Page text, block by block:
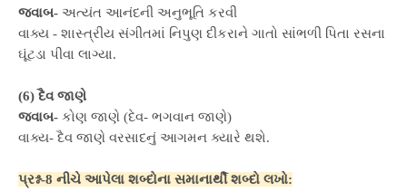
જવાબ- અત્યંત આનંદની અનુભૂતિ કરવી
વાક્ય - શાસ્ત્રીય સંગીતમાં નિપુણ દીકરાને ગાતો સાંભળી પિતા રસના
ઘૂંટડા પીવા લાગ્યા.
(6) દૈવ જાણે
જવાબ- કોણ જાણે (દેવ- ભગવાન જાણે)
વાક્ય- દૈવ જાણે વરસાદનું આગમન ક્યારે થશે.
પ્રશ્ન-8 નીચે આપેલા શબ્દોના સમાનાર્થી શબ્દો લખો: